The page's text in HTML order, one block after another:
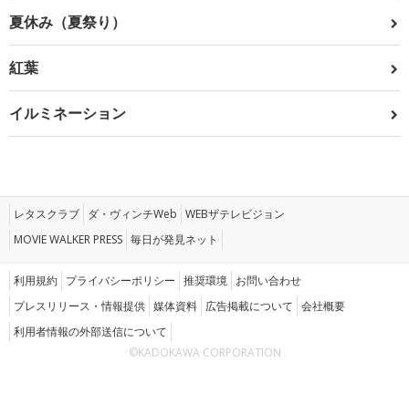
夏休み（夏祭り）
紅葉
イルミネーション
レタスクラブ ダ・ヴィンチWeb WEBザテレビジョン
MOVIE WALKER PRESS 毎日が発見ネット
利用規約 プライバシーポリシー 推奨環境 お問い合わせ
プレスリリース・情報提供 媒体資料 広告掲載について 会社概要
利用者情報の外部送信について
©KADOKAWA CORPORATION